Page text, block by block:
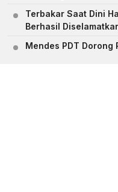
Terbakar Saat Dini
Berhasil
Mendes PDT Dorong